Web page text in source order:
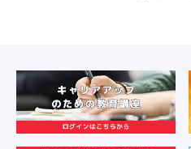
求人を探す